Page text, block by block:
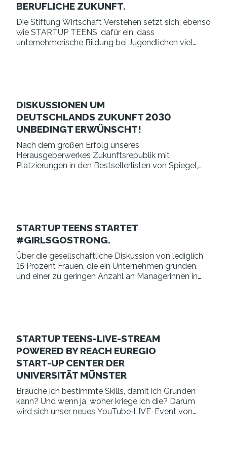
BERUFLICHE ZUKUNFT.
Die Stiftung Wirtschaft Verstehen setzt sich, ebenso
wie STARTUP TEENS, dafür ein, dass
unternehmerische Bildung bei Jugendlichen viel
DISKUSSIONEN UM
DEUTSCHLANDS ZUKUNFT 2030
UNBEDINGT ERWÜNSCHT!
Nach dem großen Erfolg unseres
Herausgeberwerkes Zukunftsrepublik mit
Platzierungen in den Bestsellerlisten von Spiegel,
STARTUP TEENS STARTET
#GIRLSGOSTRONG.
Über die gesellschaftliche Diskussion von lediglich
15 Prozent Frauen, die ein Unternehmen gründen,
und einer zu geringen Anzahl an Managerinnen in
STARTUP TEENS-LIVE-STREAM
POWERED BY REACH EUREGIO
START-UP CENTER DER
UNIVERSITÄT MÜNSTER
Brauche ich bestimmte Skills, damit ich Gründen
kann? Und wenn ja, woher kriege ich die? Darum
wird sich unser neues YouTube‑LIVE-Event von